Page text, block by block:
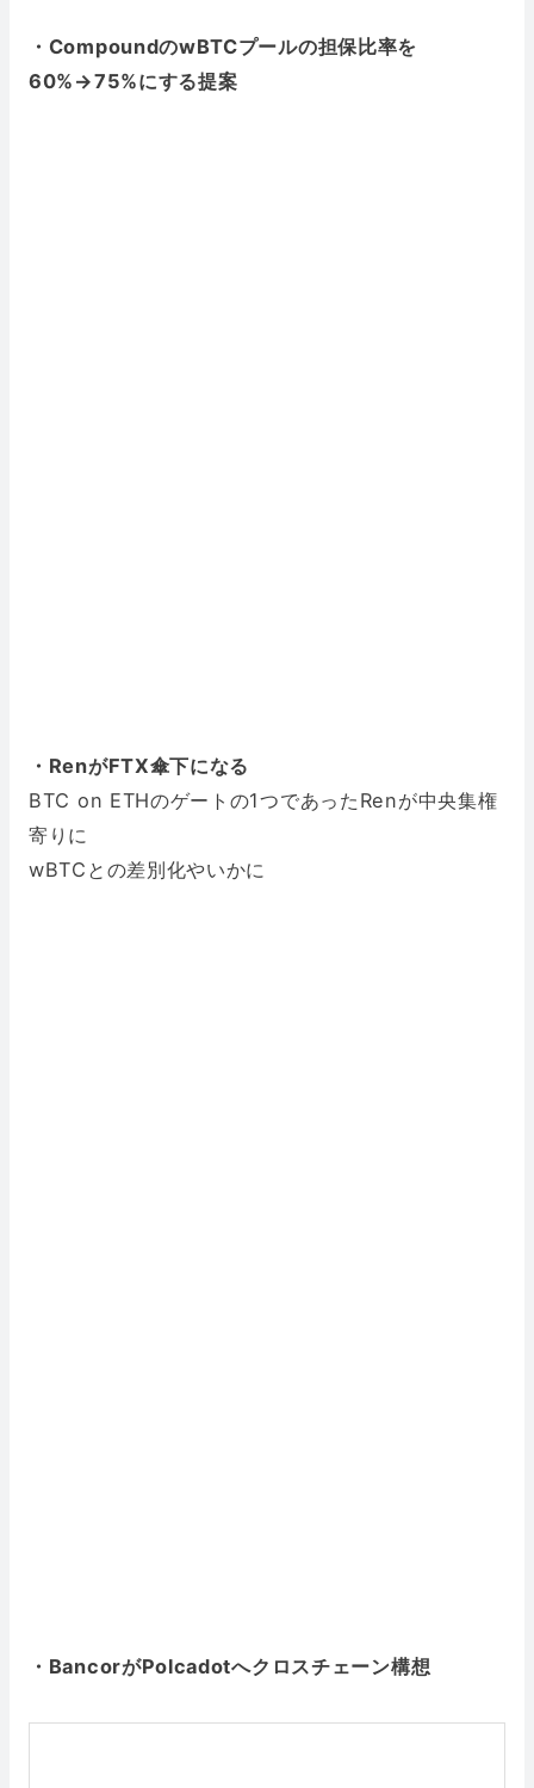
・CompoundのwBTCプールの担保比率を
60%→75%にする提案
・RenがFTX傘下になる
BTC on ETHのゲートの1つであったRenが中央集権
寄りに
wBTCとの差別化やいかに
・BancorがPolcadotへクロスチェーン構想